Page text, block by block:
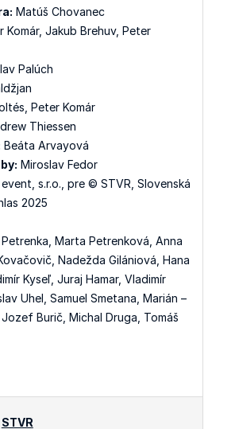
Matúš Chovanec
Komár, Jakub Brehuv, Peter
Palúch
Peter Komár
Thiessen
Beáta Arvayová
Miroslav Fedor
event, s.r.o., pre © STVR, Slovenská
2025
Marta Petrenková, Anna
Nadežda Gilániová, Hana
Kyseľ, Juraj Hamar, Vladimír
Uhel, Samuel Smetana, Marián –
Burič, Michal Druga, Tomáš
STVR